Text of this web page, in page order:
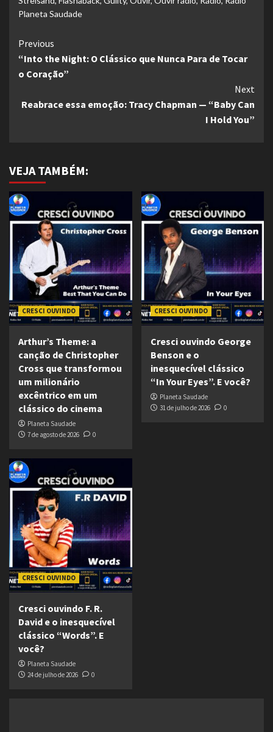
Planeta Saudade
Continue
Reading
Previous
“Into the Night: O Clássico que Nunca Para de Tocar
o Coração”
Next
Reabrace essa emoção: Tracy Chapman — “Baby Can
I Hold You”
VEJA TAMBÉM:
CRESCI OUVINDO
Arthur’s Theme: a
canção de Christopher
Cross que transformou
um milionário
excêntrico em um
clássico do cinema
Planeta Saudade
7 de agosto de 2026
0
CRESCI OUVINDO
Cresci ouvindo George
Benson e o
inesquecível clássico
“In Your Eyes”. E você?
Planeta Saudade
31 de julho de 2026
0
CRESCI OUVINDO
Cresci ouvindo F. R.
David e o inesquecível
clássico “Words”. E
você?
Planeta Saudade
24 de julho de 2026
0